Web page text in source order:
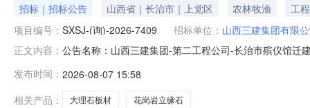
招标｜招标公告 山西省｜长治市｜上党区 农林牧渔
工程
项目编号： SXSJ-(询)-2026-7409 招标单位： 山西三建集团有限
正文内容： 公告名称：山西三建集团-第二工程公司-长治市殡仪馆迁
材、花岗岩立缘石等物资采购采购公告采购编号：
发布时间： 2026-08-07 15:58
相关产品：
大理石板材 花岗岩立缘石